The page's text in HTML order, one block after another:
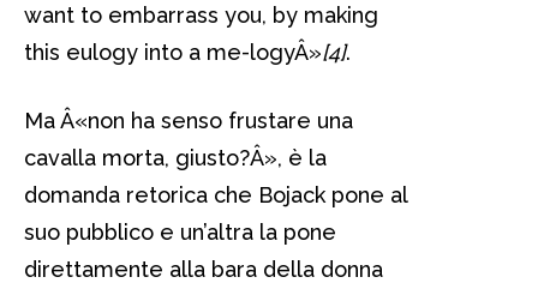
want to embarrass you, by making
this eulogy into a me-logyÂ»[4].
Ma Â«non ha senso frustare una
cavalla morta, giusto?Â», è la
domanda retorica che Bojack pone al
suo pubblico e un’altra la pone
direttamente alla bara della donna